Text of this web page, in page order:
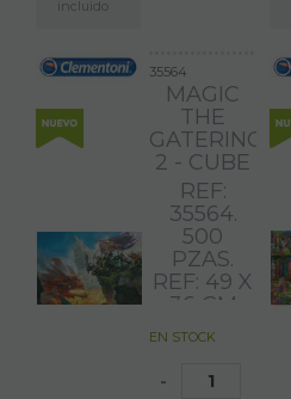
incluido
35564
MAGIC
THE
GATERING
2 - CUBE
REF:
35564.
500
PZAS.
REF: 49 X
36 CM
EN STOCK
-